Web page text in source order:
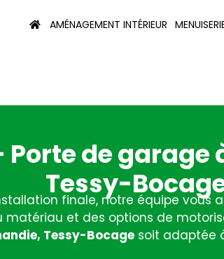
AMÉNAGEMENT INTÉRIEUR
- Porte de
Tessy-
finale, notre équipe
matériau et des options de
Tessy-Bocagesoit adaptée